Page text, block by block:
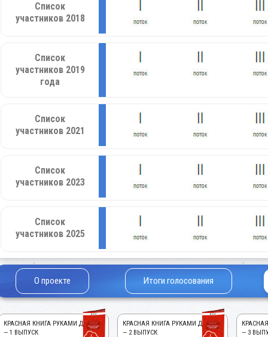
Список
участников 2018
Список
участников 2019
года
Список
участников 2021
Список
участников 2023
Список
участников 2025
О проекте Итоги голосования
КРАСНАЯ КНИГА РУКАМИ ДЕТЕЙ!
— 1 ВЫПУСК
КРАСНАЯ КНИГА РУКАМИ ДЕТЕЙ!
— 2 ВЫПУСК
— 3